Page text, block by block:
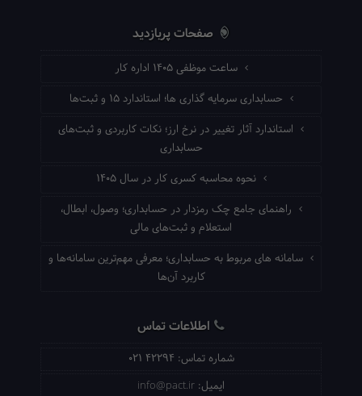
صفحات پربازدید
ساعت موظفی ۱۴۰۵ اداره کار
حسابداری سرمایه گذاری ها؛ استاندارد ۱۵ و ثبت‌ها
استاندارد آثار تغییر در نرخ ارز؛ نکات کاربردی و ثبت‌های
حسابداری
نحوه محاسبه کسری کار در سال ۱۴۰۵
راهنمای جامع چک رمزدار در حسابداری؛ وصول، ابطال،
استعلام و ثبت‌های مالی
سامانه های مربوط به حسابداری؛ معرفی مهم‌ترین سامانه‌ها و
کاربرد آن‌ها
اطلاعات تماس
شماره تماس: 021 42294
ایمیل: info@pact.ir